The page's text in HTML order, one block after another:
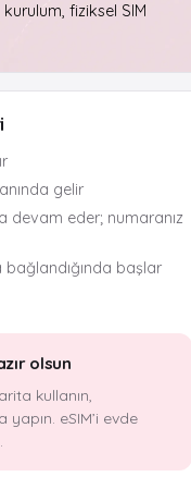
kurulum, fiziksel SIM
gelir
devam eder; numaranız
başlar
olsun
kullanın,
eSIM’i evde